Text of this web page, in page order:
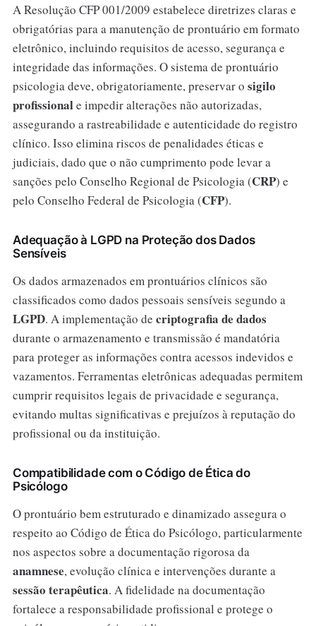
A Resolução CFP 001/2009 estabelece diretrizes claras e
obrigatórias para a manutenção de prontuário em formato
eletrônico, incluindo requisitos de acesso, segurança e
integridade das informações. O sistema de prontuário
psicologia deve, obrigatoriamente, preservar o sigilo
profissionale impedir alterações não autorizadas,
assegurando a rastreabilidade e autenticidade do registro
clínico. Isso elimina riscos de penalidades éticas e
judiciais, dado que o não cumprimento pode levar a
sanções pelo Conselho Regional de Psicologia (CRP) e
pelo Conselho Federal de Psicologia (CFP).
Adequação à LGPD na Proteção dos Dados
Sensíveis
Os dados armazenados em prontuários clínicos são
classificados como dados pessoais sensíveis segundo a
LGPD. A implementação de criptografia de dados
durante o armazenamento e transmissão é mandatória
para proteger as informações contra acessos indevidos e
vazamentos. Ferramentas eletrônicas adequadas permitem
cumprir requisitos legais de privacidade e segurança,
evitando multas significativas e prejuízos à reputação do
profissional ou da instituição.
Compatibilidade com o Código de Ética do
Psicólogo
O prontuário bem estruturado e dinamizado assegura o
respeito ao Código de Ética do Psicólogo, particularmente
nos aspectos sobre a documentação rigorosa da
anamnese, evolução clínica e intervenções durante a
sessão terapêutica. A fidelidade na documentação
fortalece a responsabilidade profissional e protege o